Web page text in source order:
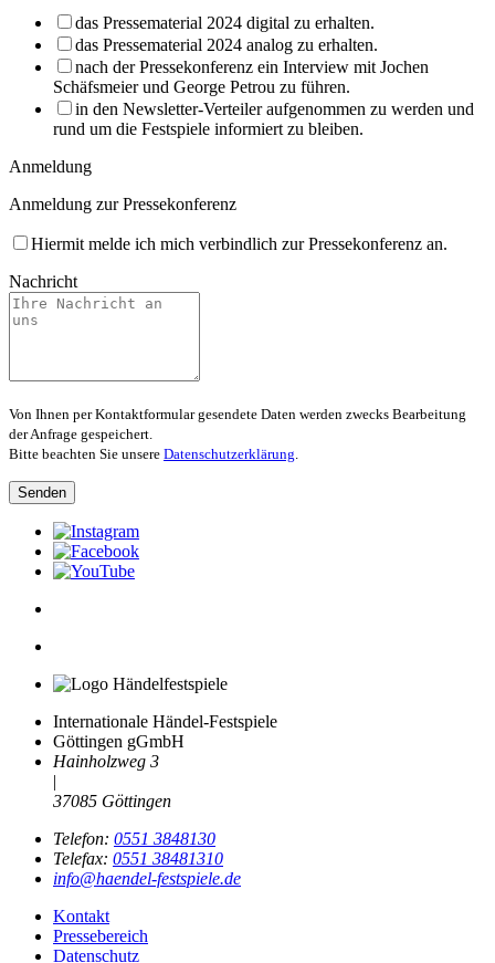
das Pressematerial 2024 digital zu erhalten.
das Pressematerial 2024 analog zu erhalten.
nach der Pressekonferenz ein Interview mit Jochen
Schäfsmeier und George Petrou zu führen.
in den Newsletter-Verteiler aufgenommen zu werden und
rund um die Festspiele informiert zu bleiben.
Anmeldung
Anmeldung zur Pressekonferenz
Hiermit melde ich mich verbindlich zur Pressekonferenz an.
Nachricht
Von Ihnen per Kontaktformular gesendete Daten werden zwecks Bearbeitung
der Anfrage gespeichert.
Bitte beachten Sie unsere Datenschutzerklärung.
Senden
Internationale Händel-Festspiele
Göttingen gGmbH
Hainholzweg 3
|
37085 Göttingen
Telefon: 0551 3848130
Telefax: 0551 38481310
info@haendel-festspiele.de
Kontakt
Pressebereich
Datenschutz